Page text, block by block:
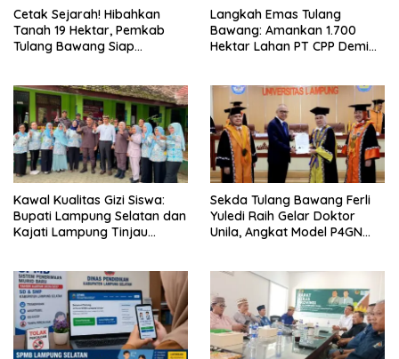
Cetak Sejarah! Hibahkan
Tanah 19 Hektar, Pemkab
Tulang Bawang Siap
Lampung
Langkah Emas Tulang
Bawang: Amankan 1.700
Hektar Lahan PT CPP Demi
Kawal Kualitas Gizi Siswa:
Bupati Lampung Selatan dan
Kajati Lampung Tinjau
Sekda Tulang Bawang Ferli
Yuledi Raih Gelar Doktor
Unila, Angkat Model P4GN